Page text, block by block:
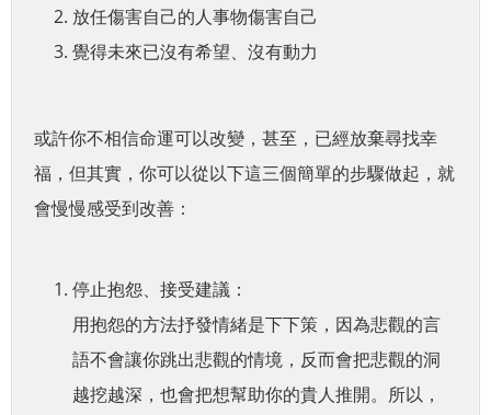
放任傷害自己的人事物傷害自己
覺得未來已沒有希望、沒有動力
或許你不相信命運可以改變，甚至，已經放棄尋找幸
福，但其實，你可以從以下這三個簡單的步驟做起，就
會慢慢感受到改善：
停止抱怨、接受建議：
用抱怨的方法抒發情緒是下下策，因為悲觀的言
語不會讓你跳出悲觀的情境，反而會把悲觀的洞
越挖越深，也會把想幫助你的貴人推開。所以，